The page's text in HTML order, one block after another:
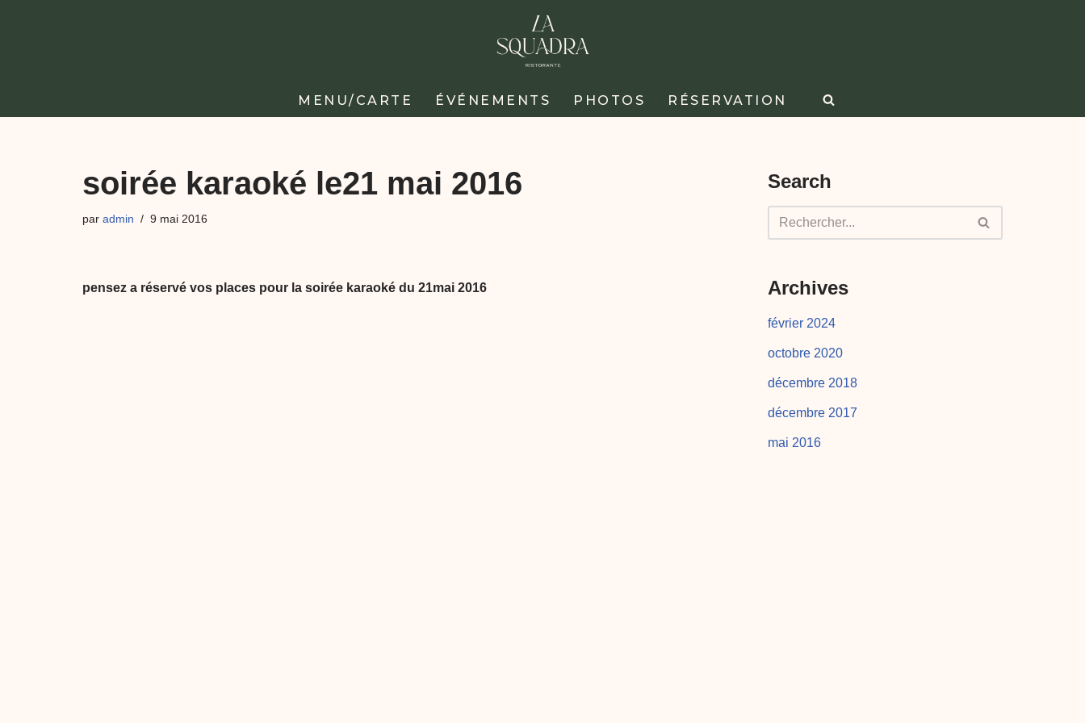
MENU/CARTE ÉVÉNEMENTS PHOTOS RÉSERVATION
soirée karaoké le21 mai 2016
par admin 9 mai 2016
pensez a réservé vos places pour la soirée karaoké du 21mai 2016
Search
Archives
février 2024
octobre 2020
décembre 2018
décembre 2017
mai 2016